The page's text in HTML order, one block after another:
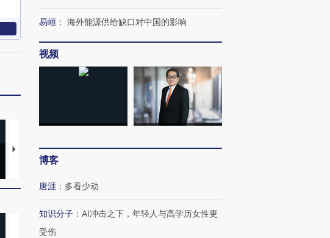
马航飞行员跨国走私7万
粒摇头丸 尿检体内含3种
视线｜被称为“蟑螂”的印
视线｜“入侵”还是“人道危
易峘 ： 海外能源供给缺口对中国的影响
视频
博客
唐涯 ： 多看少动
知识分子 ： AI冲击之下，年轻人与高学历女性更
受伤